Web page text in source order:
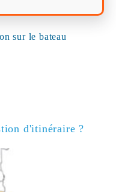
sur le bateau
d'itinéraire ?